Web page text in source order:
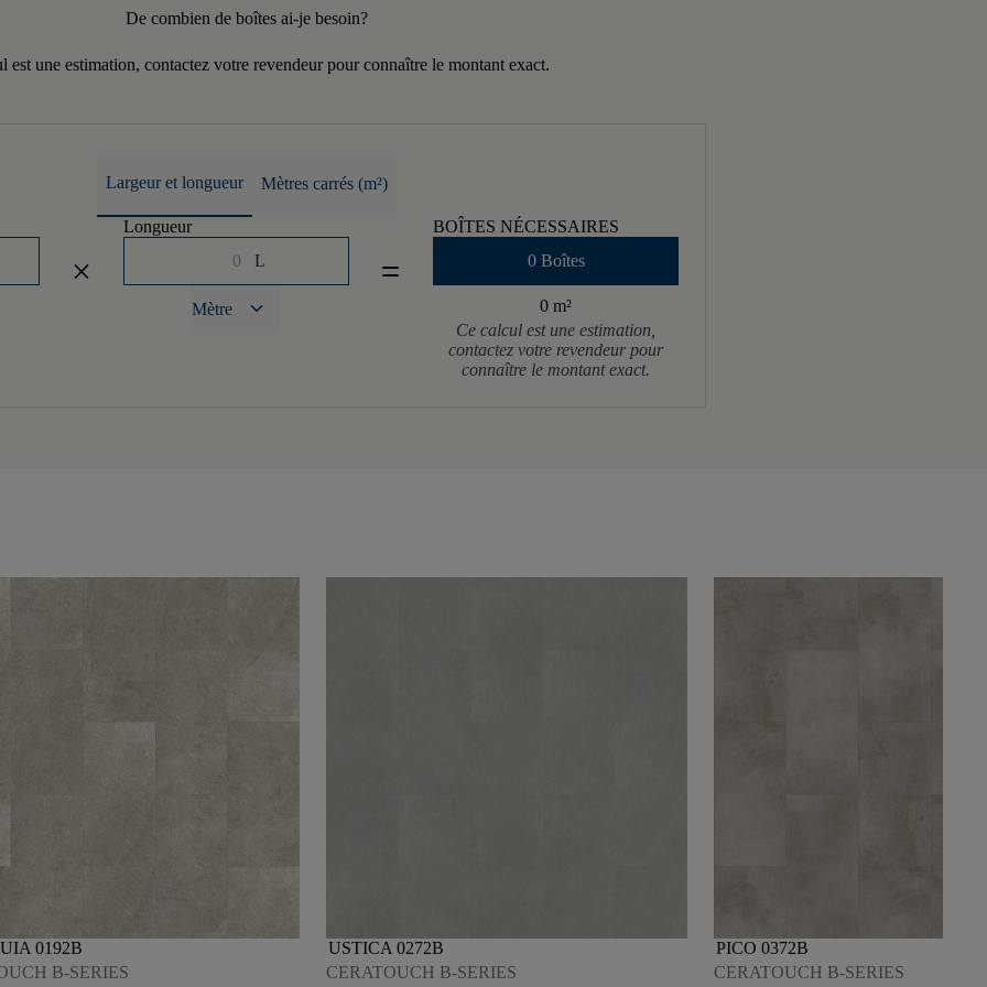
De combien de boîtes ai-je besoin?
est une estimation, contactez votre revendeur pour connaître le montant exact.
Largeur et longueur Mètres carrés (m²)
close
Longueur
L
Mètre keyboard_arrow_down
equal
BOÎTES NÉCESSAIRES
0 Boîtes
0 m²
Ce calcul est une estimation,
contactez votre revendeur pour
connaître le montant exact.
0192B
B-SERIES
USTICA 0272B
CERATOUCH B-SERIES
PICO 0372B
CERATOUCH B-SERIES